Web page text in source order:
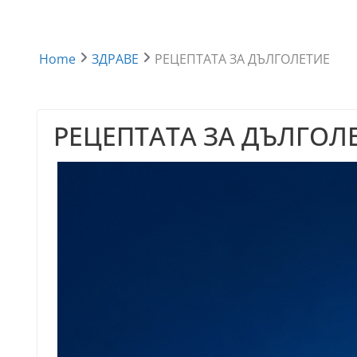
Home ЗДРАВЕ РЕЦЕПТАТА ЗА ДЪЛГОЛЕТИЕ
РЕЦЕПТАТА ЗА